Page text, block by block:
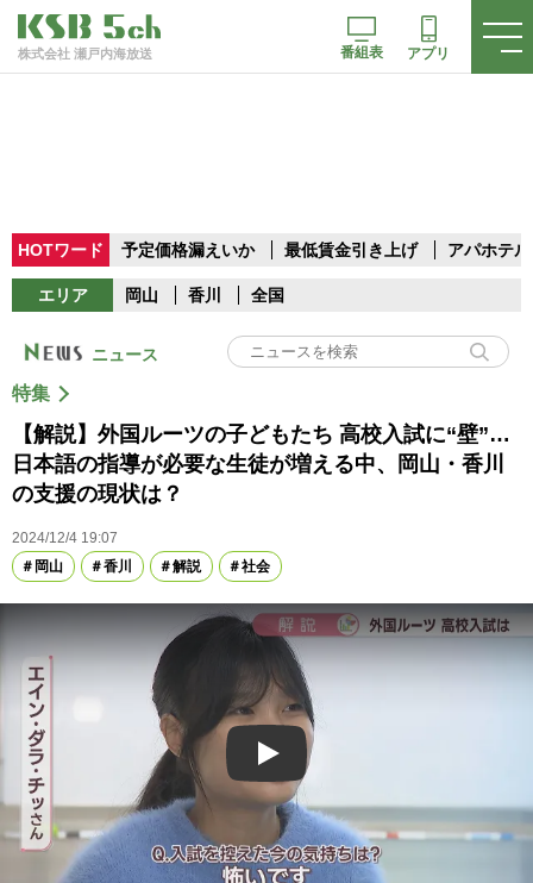
株式会社 瀬戸内海放送 番組表 アプリ
HOTワード 予定価格漏えいか 最低賃金引き上げ アパホテル
エリア 岡山 香川 全国
ニュース
特集
【解説】外国ルーツの子どもたち 高校入試に“壁”…
日本語の指導が必要な生徒が増える中、岡山・香川
の支援の現状は？
2024/12/4 19:07
岡山
香川 解説 社会
Play